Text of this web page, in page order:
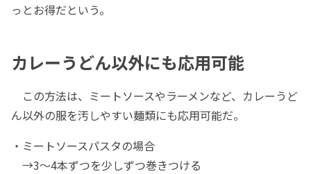
っとお得だという。
カレーうどん以外にも応用可能
この方法は、ミートソースやラーメンなど、カレーうど
ん以外の服を汚しやすい麺類にも応用可能だ。
・ミートソースパスタの場合
→3～4本ずつを少しずつ巻きつける